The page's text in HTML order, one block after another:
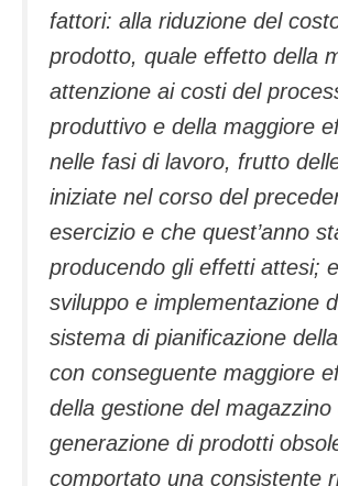
fattori: alla riduzione del
prodotto, quale effetto della
attenzione ai costi del
produttivo e della maggiore
nelle fasi di lavoro, frutto
iniziate nel corso del
esercizio e che quest’anno
producendo gli effetti attesi;
sviluppo e implementazione
sistema di pianificazione
con conseguente maggiore
della gestione del
generazione di prodotti
comportato una consistente